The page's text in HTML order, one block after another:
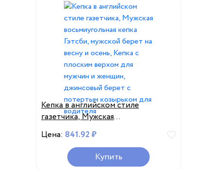
Кепка в английском стиле
газетчика, Мужская
восьмиугольная кепка Гэтсби,
мужской берет на весну и осень,
Кепка с плоским верхом для
мужчин и женщин, джинсовый
Цена: 841.92 ₽
Купить